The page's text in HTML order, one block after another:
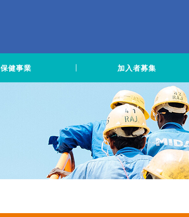
保健事業 加入者募集